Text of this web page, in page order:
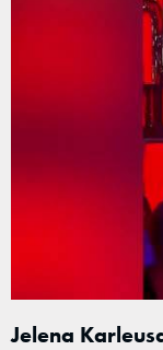
Jelena